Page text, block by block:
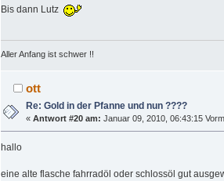
Bis dann Lutz
Aller Anfang ist schwer !!
ott
Re: Gold in der Pfanne und nun ????
«Antwort #20 am: Januar 09, 2010, 06:43:15
hallo
eine alte flasche fahrradöl oder schlossöl gut